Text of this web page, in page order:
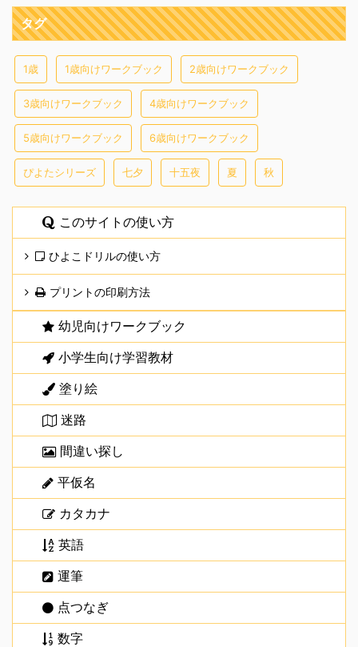
タグ
1歳 1歳向けワークブック 2歳向けワークブック
3歳向けワークブック 4歳向けワークブック
5歳向けワークブック 6歳向けワークブック
ぴよたシリーズ 七夕 十五夜 夏 秋
このサイトの使い方
ひよこドリルの使い方
プリントの印刷方法
幼児向けワークブック
小学生向け学習教材
塗り絵
迷路
間違い探し
平仮名
カタカナ
英語
運筆
点つなぎ
数字